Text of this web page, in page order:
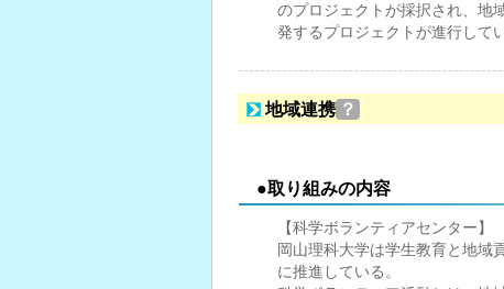
のプロジェクトが採択され、地
発するプロジェクトが進行して
地域連携 ？
●取り組みの内容
【科学ボランティアセンター】
岡山理科大学は学生教育と地域
に推進している。